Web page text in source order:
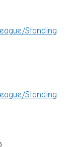
Standing
Standing